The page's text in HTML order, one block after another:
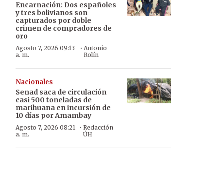
Encarnación: Dos españoles
y tres bolivianos son
capturados por doble
crimen de compradores de
oro
Agosto 7, 2026 09:13
a. m.
·Antonio
Rolín
Nacionales
Senad saca de circulación
casi 500 toneladas de
marihuana en incursión de
10 días por Amambay
Agosto 7, 2026 08:21
a. m.
·Redacción
ÚH